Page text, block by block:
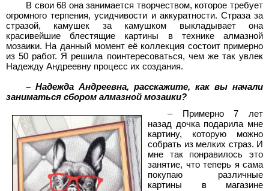
В свои 68 она занимается творчеством, которое требует
огромного терпения, усидчивости и аккуратности. Страза за
стразой, камушек за камушком выкладывает она
красивейшие блестящие картины в технике алмазной
мозаики. На данный момент её коллекция состоит примерно
из 50 работ. Я решила поинтересоваться, чем же так увлек
Надежду Андреевну процесс их создания.
– Надежда Андреевна, расскажите, как вы начали
заниматься сбором алмазной мозаики?
– Примерно 7 лет
назад дочка подарила мне
картину, которую можно
собрать из мелких страз. И
мне так понравилось это
занятие, что теперь я сама
покупаю различные
картины в магазине